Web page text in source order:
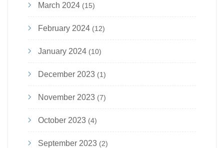
March 2024 (15)
February 2024 (12)
January 2024 (10)
December 2023 (1)
November 2023 (7)
October 2023 (4)
September 2023 (2)